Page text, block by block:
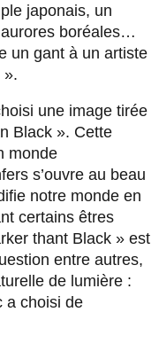
japonais, un
boréales…
un gant à un artiste
».
une image tirée
Black ». Cette
monde
s’ouvre au beau
notre monde en
certains êtres
thant Black » est
entre autres,
de lumière :
a choisi de